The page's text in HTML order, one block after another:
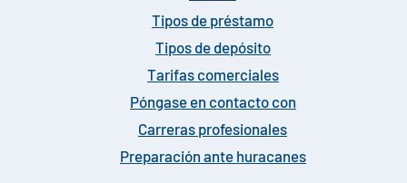
Tipos de préstamo
Tipos de depósito
Tarifas comerciales
Póngase en contacto con
Carreras profesionales
Preparación ante huracanes